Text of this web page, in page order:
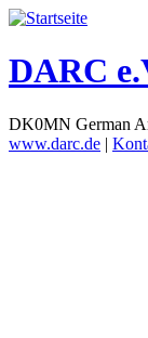
DARC
DK0MN German
www.darc.de |